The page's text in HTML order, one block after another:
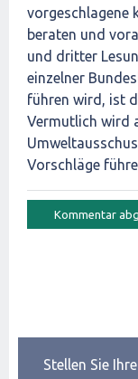
vorgeschlagene
beraten und
und dritter
einzelner
führen wird, ist
Vermutlich wird
Vorschläge
Stellen Sie